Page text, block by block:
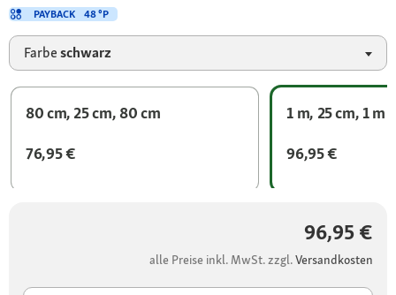
Farbeschwarz
80 cm, 25 cm, 80 cm
76,95 €
1 m, 25 cm, 1 m
96,95 €
96,95 €
alle Preise inkl. MwSt. zzgl.Versandkosten
PAYBACK 48 °P